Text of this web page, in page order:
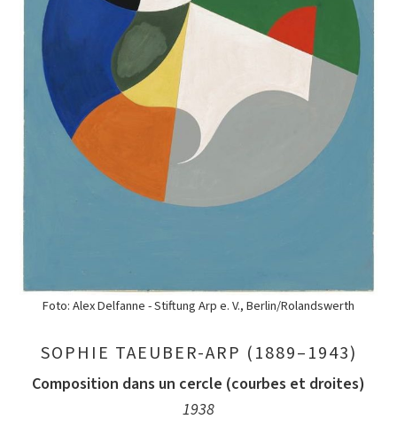
Foto: Alex Delfanne - Stiftung Arp e. V., Berlin/Rolandswerth
SOPHIE TAEUBER-ARP (1889–1943)
Composition dans un cercle (courbes et droites)
1938